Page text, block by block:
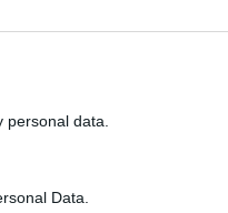
data.
Data.